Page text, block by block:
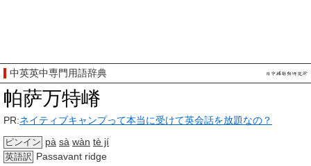
中英英中専門用語辞典
帕萨万特嵴
PR:ネイティブキャンプって本当に受けて英会話を放題なの？
ピンイン pà sà wàn tè jí
英語訳 Passavant ridge